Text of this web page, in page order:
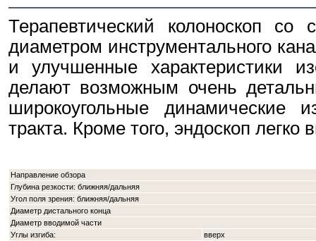
Терапевтический колоноскоп
диаметром инструментального
и улучшенные характеристики
делают возможным очень
широкоугольные динамические
тракта. Кроме того, эндоскоп легко
Направление обзора
Глубина резкости: ближняя/дальняя
Угол поля зрения: ближняя/дальняя
Диаметр дистального конца
Диаметр вводимой части
Углы изгиба:
вверх